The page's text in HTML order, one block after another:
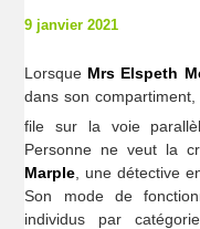
9 janvier 2021
Lorsque Mrs Elspeth
dans son
file sur la voie
Personne ne veut la
Marple , une détective
Son mode de
individus par